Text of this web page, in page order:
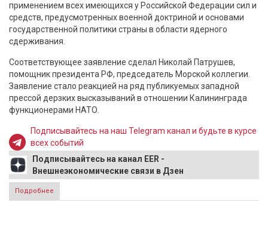
применением всех имеющихся у Российской Федерации сил и
средств, предусмотренных военной доктриной и основами
государственной политики страны в области ядерного
сдерживания.
Соответствующее заявление сделал Николай Патрушев,
помощник президента РФ, председатель Морской коллегии.
Заявление стало реакцией на ряд публикуемых западной
прессой дерзких высказываний в отношении Калининграда
функционерами НАТО.
Подписывайтесь на наш Telegram канал и будьте в курсе
всех событий
Подписывайтесь на канал EER -
Внешнеэкономические связи в Дзен
Подробнее
на Калининградскую область: "Быстрый ответ"